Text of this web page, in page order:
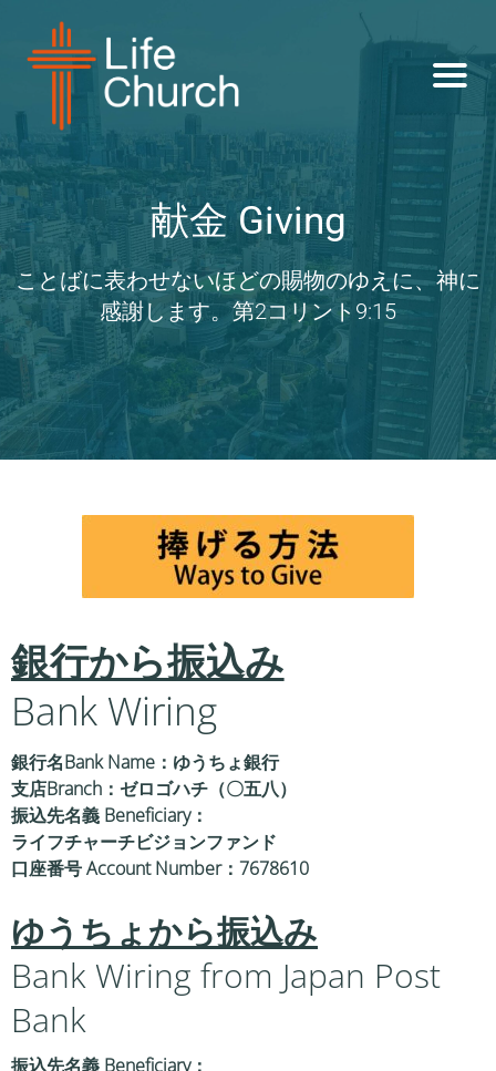
献金 Giving
ことばに表わせないほどの賜物のゆえに、神に
感謝します。第2コリント9:15
銀行から振込み
Bank Wiring
銀行名Bank Name：ゆうちょ銀行
支店Branch：ゼロゴハチ（〇五八）
振込先名義 Beneficiary：
ライフチャーチビジョンファンド
口座番号 Account Number：7678610
ゆうちょから振込み
Bank Wiring from Japan Post
Bank
振込先名義 Beneficiary：